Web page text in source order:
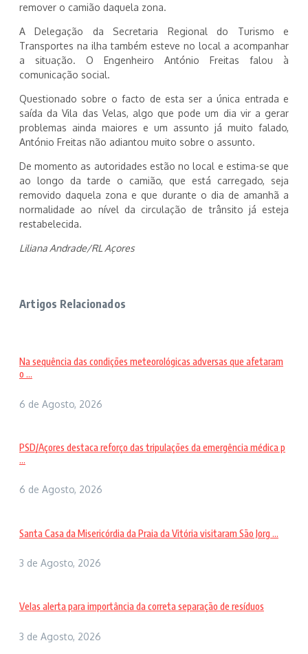
remover o camião daquela zona.
A Delegação da Secretaria Regional do Turismo e
Transportes na ilha também esteve no local a acompanhar
a situação. O Engenheiro António Freitas falou à
comunicação social.
Questionado sobre o facto de esta ser a única entrada e
saída da Vila das Velas, algo que pode um dia vir a gerar
problemas ainda maiores e um assunto já muito falado,
António Freitas não adiantou muito sobre o assunto.
De momento as autoridades estão no local e estima-se que
ao longo da tarde o camião, que está carregado, seja
removido daquela zona e que durante o dia de amanhã a
normalidade ao nível da circulação de trânsito já esteja
restabelecida.
Liliana Andrade/RL Açores
Artigos Relacionados
Na sequência das condições meteorológicas adversas que afetaram
o ...
6 de Agosto, 2026
PSD/Açores destaca reforço das tripulações da emergência médica p
...
6 de Agosto, 2026
Santa Casa da Misericórdia da Praia da Vitória visitaram São Jorg ...
3 de Agosto, 2026
Velas alerta para importância da correta separação de resíduos
3 de Agosto, 2026